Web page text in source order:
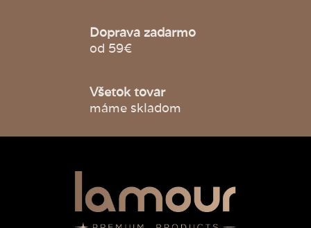
Doprava zadarmo
od 59€
Všetok tovar
máme skladom